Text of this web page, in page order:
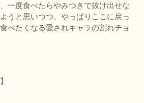
一度食べたらやみつきで抜け出せな
うと思いつつ、やっぱりここに戻っ
べたくなる愛されキャラの割れチョ
】